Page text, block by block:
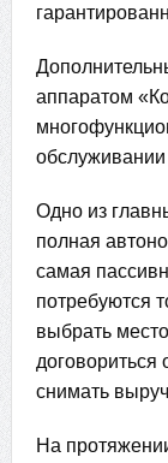
аппаратом
обслуживании
Одно из
полная
самая
потребуются
выбрать
договориться
снимать
На